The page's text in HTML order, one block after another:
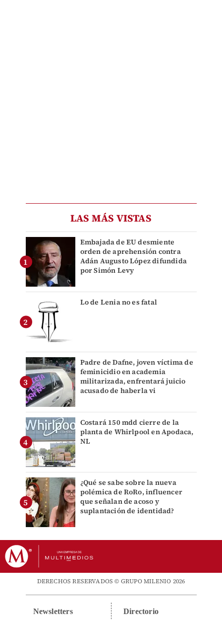
LAS MÁS VISTAS
Embajada de EU desmiente
orden de aprehensión contra
Adán Augusto López difundida
por Simón Levy
Lo de Lenia no es fatal
Padre de Dafne, joven víctima de
feminicidio en academia
militarizada, enfrentará juicio
acusado de haberla vi
Costará 150 mdd cierre de la
planta de Whirlpool en Apodaca,
NL
¿Qué se sabe sobre la nueva
polémica de RoRo, influencer
que señalan de acoso y
suplantación de identidad?
DERECHOS RESERVADOS © GRUPO MILENIO 2026
Newsletters Directorio